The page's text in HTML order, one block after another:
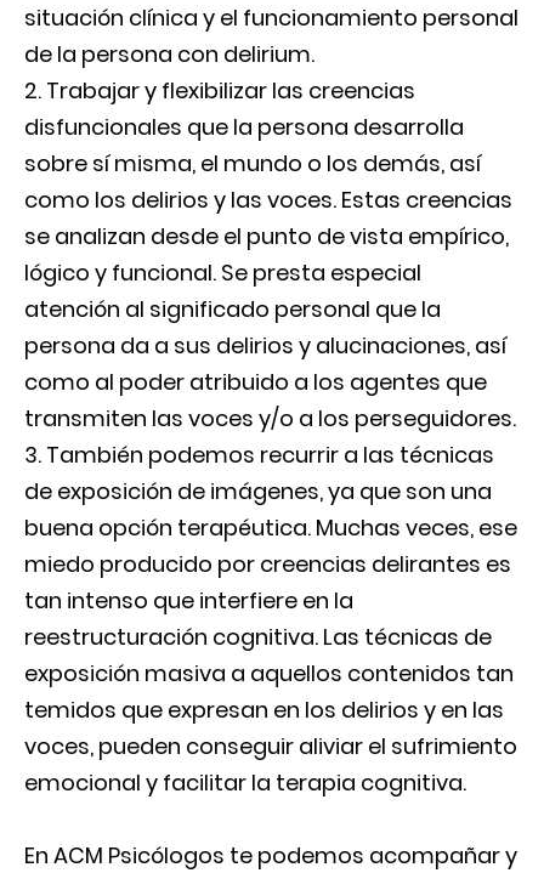
situación clínica y el funcionamiento personal
de la persona con delirium.
Trabajar y flexibilizar las creencias
disfuncionales que la persona desarrolla
sobre sí misma, el mundo o los demás, así
como los delirios y las voces. Estas creencias
se analizan desde el punto de vista empírico,
lógico y funcional. Se presta especial
atención al significado personal que la
persona da a sus delirios y alucinaciones, así
como al poder atribuido a los agentes que
transmiten las voces y/o a los perseguidores.
También podemos recurrir a las técnicas
de exposición de imágenes, ya que son una
buena opción terapéutica. Muchas veces, ese
miedo producido por creencias delirantes es
tan intenso que interfiere en la
reestructuración cognitiva. Las técnicas de
exposición masiva a aquellos contenidos tan
temidos que expresan en los delirios y en las
voces, pueden conseguir aliviar el sufrimiento
emocional y facilitar la terapia cognitiva.
En ACM Psicólogos te podemos acompañar y